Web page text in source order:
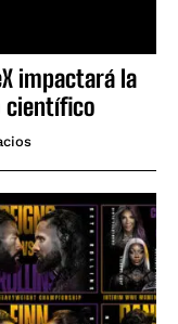
impactará la
científico